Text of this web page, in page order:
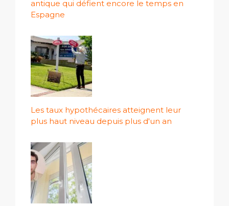
antique qui défient encore le temps en
Espagne
Les taux hypothécaires atteignent leur
plus haut niveau depuis plus d'un an